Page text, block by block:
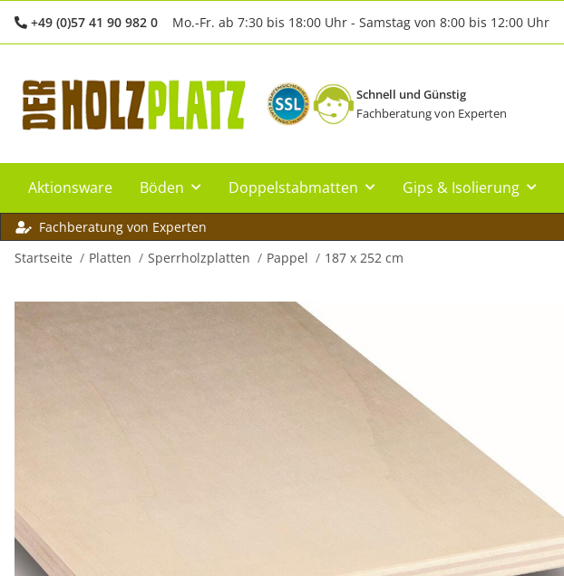
+49 (0)57 41 90 982 0 Mo.-Fr. ab 7:30 bis 18:00 Uhr - Samstag von 8:00 bis 12:00 Uhr
Schnell und Günstig
Fachberatung von Experten
Aktionsware Böden Doppelstabmatten Gips & Isolierung
Fachberatung von Experten
Startseite
Platten Sperrholzplatten Pappel 187 x 252 cm